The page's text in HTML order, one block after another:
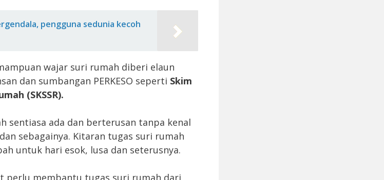
pengguna sedunia kecoh
wajar suri rumah diberi elaun
dan sumbangan PERKESO seperti Skim
(SKSSR).
sentiasa ada dan berterusan tanpa kenal
sebagainya. Kitaran tugas suri rumah
untuk hari esok, lusa dan seterusnya.
perlu membantu tugas suri rumah dari